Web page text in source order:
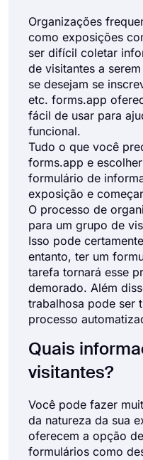
Organizações
como exposições
ser difícil coletar
de visitantes a
se desejam se
etc. forms.app
fácil de usar para
funcional.
Tudo o que você
forms.app e
formulário de
exposição e
O processo de
para um grupo de
Isso pode
entanto, ter um
tarefa tornará esse
demorado. Além
trabalhosa pode ser
processo
Quais
visitantes?
Você pode fazer
da natureza da sua
oferecem a opção
formulários como